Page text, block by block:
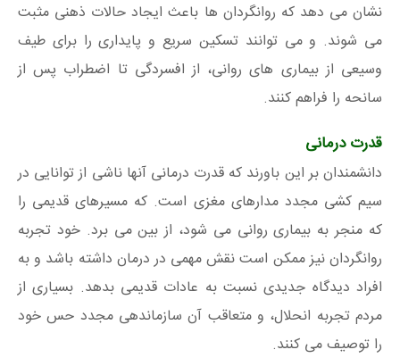
نشان می دهد که روانگردان ها باعث ایجاد حالات ذهنی مثبت
می شوند. و می توانند تسکین سریع و پایداری را برای طیف
وسیعی از بیماری های روانی، از افسردگی تا اضطراب پس از
سانحه را فراهم کنند.
قدرت درمانی
دانشمندان بر این باورند که قدرت درمانی آنها ناشی از توانایی در
سیم کشی مجدد مدارهای مغزی است. که مسیرهای قدیمی را
که منجر به بیماری روانی می شود، از بین می برد. خود تجربه
روانگردان نیز ممکن است نقش مهمی در درمان داشته باشد و به
افراد دیدگاه جدیدی نسبت به عادات قدیمی بدهد. بسیاری از
مردم تجربه انحلال، و متعاقب آن سازماندهی مجدد حس خود
را توصیف می کنند.